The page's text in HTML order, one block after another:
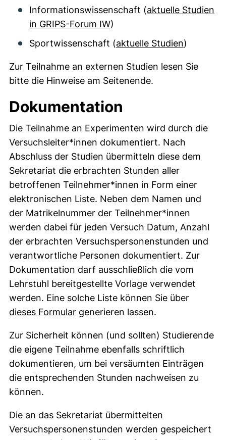
Informationswissenschaft (aktuelle Studien
in GRIPS-Forum IW)
Sportwissenschaft (aktuelle Studien)
Zur Teilnahme an externen Studien lesen Sie
bitte die Hinweise am Seitenende.
Dokumentation
Die Teilnahme an Experimenten wird durch die
Versuchsleiter*innen dokumentiert. Nach
Abschluss der Studien übermitteln diese dem
Sekretariat die erbrachten Stunden aller
betroffenen Teilnehmer*innen in Form einer
elektronischen Liste. Neben dem Namen und
der Matrikelnummer der Teilnehmer*innen
werden dabei für jeden Versuch Datum, Anzahl
der erbrachten Versuchspersonenstunden und
verantwortliche Personen dokumentiert. Zur
Dokumentation darf ausschließlich die vom
Lehrstuhl bereitgestellte Vorlage verwendet
werden. Eine solche Liste können Sie über
dieses Formular(externer Link, öffnet neues
generieren lassen.
Zur Sicherheit können (und sollten) Studierende
die eigene Teilnahme ebenfalls schriftlich
dokumentieren, um bei versäumten Einträgen
die entsprechenden Stunden nachweisen zu
können.
Die an das Sekretariat übermittelten
Versuchspersonenstunden werden gespeichert